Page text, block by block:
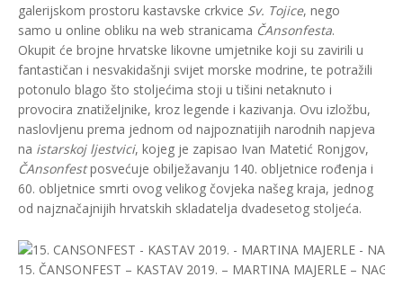
galerijskom prostoru kastavske crkvice Sv. Tojice, nego
samo u online obliku na web stranicama ČAnsonfesta.
Okupit će brojne hrvatske likovne umjetnike koji su zavirili u
fantastičan i nesvakidašnji svijet morske modrine, te potražili
potonulo blago što stoljećima stoji u tišini netaknuto i
provocira znatiželjnike, kroz legende i kazivanja. Ovu izložbu,
naslovljenu prema jednom od najpoznatijih narodnih napjeva
na istarskoj ljestvici, kojeg je zapisao Ivan Matetić Ronjgov,
ČAnsonfestposvećuje obilježavanju 140. obljetnice rođenja i
60. obljetnice smrti ovog velikog čovjeka našeg kraja, jednog
od najznačajnijih hrvatskih skladatelja dvadesetog stoljeća.
15. ČANSONFEST – KASTAV 2019. – MARTINA MAJERLE –